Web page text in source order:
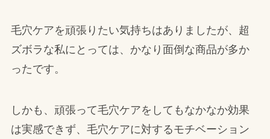
毛穴ケアを頑張りたい気持ちはありましたが、超
ズボラな私にとっては、かなり面倒な商品が多か
ったです。
しかも、頑張って毛穴ケアをしてもなかなか効果
は実感できず、毛穴ケアに対するモチベーション